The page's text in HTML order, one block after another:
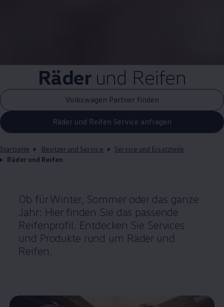
Räder und Reifen
Volkswagen Partner finden
Räder und Reifen Service anfragen
Startseite Besitzer und Service
Service und Ersatzteile
Räder und Reifen
Ob für Winter, Sommer oder das ganze
Jahr: Hier finden Sie das passende
Reifenprofil. Entdecken Sie Services
und Produkte rund um Räder und
Reifen.